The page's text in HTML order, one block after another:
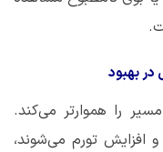
بهبود
را هموارتر می‌کند.
افزایش تورم می‌شوند،